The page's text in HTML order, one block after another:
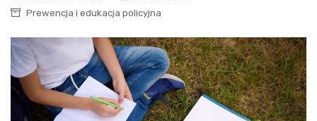
Prewencja i edukacja policyjna